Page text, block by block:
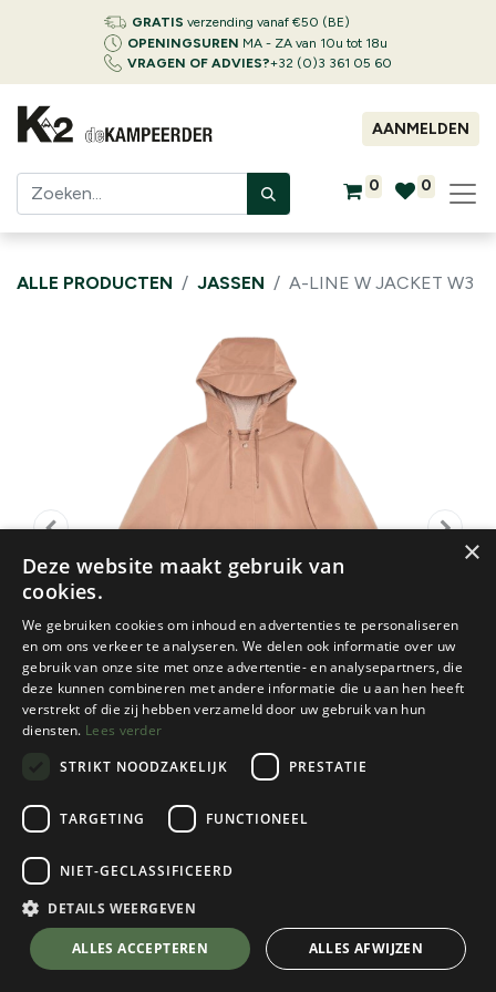
GRATIS verzending vanaf €50 (BE)
OPENINGSUREN MA - ZA van 10u tot 18u
VRAGEN OF ADVIES?+32 (0)3 361 05 60
AANMELDEN
0 0
ALLE PRODUCTEN JASSEN A-LINE W JACKET W3
Rains
A-line W Jacket W3
Coy
Kies een maat💬 Stel je vraag over dit product via WhatsApp
×
Deze website maakt gebruik van
cookies.
We gebruiken cookies om inhoud en advertenties te personaliseren
en om ons verkeer te analyseren. We delen ook informatie over uw
gebruik van onze site met onze advertentie- en analysepartners, die
deze kunnen combineren met andere informatie die u aan hen heeft
verstrekt of die zij hebben verzameld door uw gebruik van hun
diensten. Lees verder
STRIKT NOODZAKELIJK
PRESTATIE
TARGETING FUNCTIONEEL
NIET-GECLASSIFICEERD
DETAILS WEERGEVEN
ALLES ACCEPTEREN ALLES AFWIJZEN